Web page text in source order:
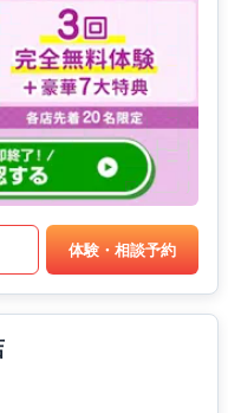
体験・相談予約